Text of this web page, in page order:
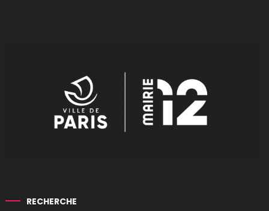
RECHERCHE